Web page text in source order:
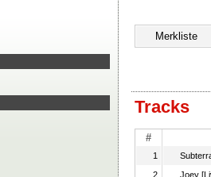
Tracks
#
1
2
Joey